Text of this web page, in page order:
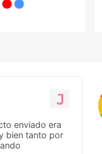
enviado era
bien tanto por